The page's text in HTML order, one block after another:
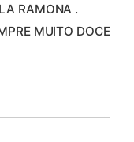
RAMONA .
MUITO DOCE